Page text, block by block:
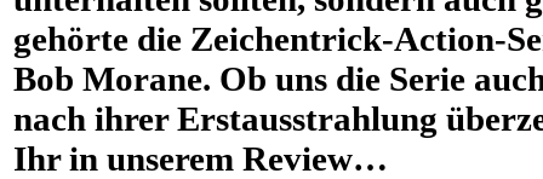
gehörte die Zeichentrick-Action-
Bob Morane. Ob uns die Serie
nach ihrer Erstausstrahlung
Ihr in unserem Review…